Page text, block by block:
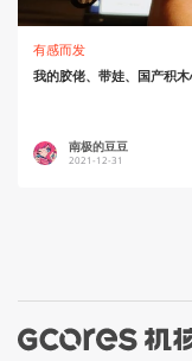
有感而发
我的胶佬、带娃、国产积
南极的豆豆
2021-12-31